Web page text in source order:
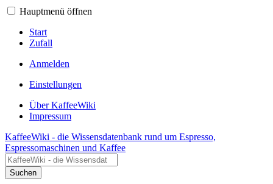
Hauptmenü öffnen
Start
Zufall
Anmelden
Einstellungen
Über KaffeeWiki
Impressum
KaffeeWiki - die Wissensdatenbank rund um Espresso,
Espressomaschinen und Kaffee
Suchen